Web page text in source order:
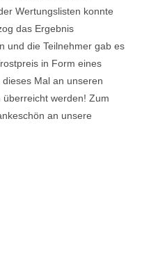
Wertungslisten konnte
das Ergebnis
und die Teilnehmer gab es
in Form eines
Mal an unseren
werden! Zum
an unsere